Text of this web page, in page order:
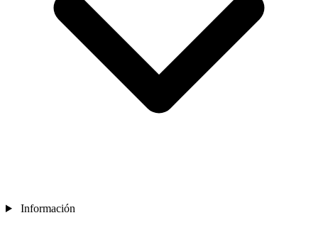
Información